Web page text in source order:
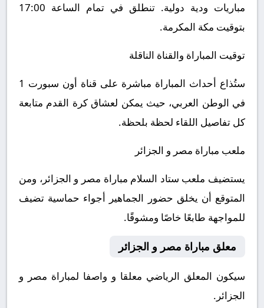
مباريات ودية دولية.
تنطلق في تمام الساعة 17:00
بتوقيت مكة المكرمة.
توقيت المباراة والقناة الناقلة
ستُذاع أحداث المباراة مباشرة على قناة أون سبورت 1
في الوطن العربي، حيث يمكن لعشاق كرة القدم متابعة
كل تفاصيل اللقاء لحظة بلحظة.
ملعب مباراة مصر و الجزائر
يستضيف ملعب ستاد السلام مباراة مصر و الجزائر، ومن
المتوقع أن يخلق حضور الجماهير أجواء حماسية تضيف
للمواجهة طابعًا خاصًا ومشوقًا.
معلق مباراة مصر و الجزائر
سيكون المعلق الرياضي معلقا و واصفا لمباراة مصر و
الجزائر.